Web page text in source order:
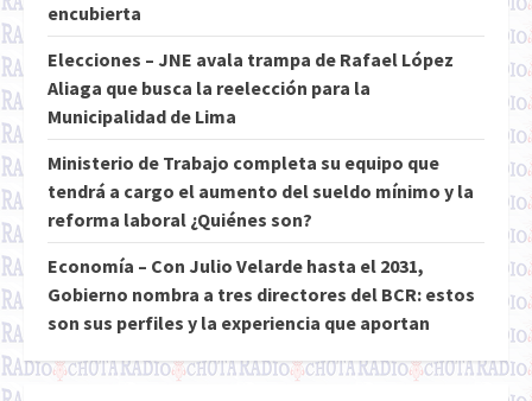
encubierta
Elecciones – JNE avala trampa de Rafael López
Aliaga que busca la reelección para la
Municipalidad de Lima
Ministerio de Trabajo completa su equipo que
tendrá a cargo el aumento del sueldo mínimo y la
reforma laboral ¿Quiénes son?
Economía – Con Julio Velarde hasta el 2031,
Gobierno nombra a tres directores del BCR: estos
son sus perfiles y la experiencia que aportan